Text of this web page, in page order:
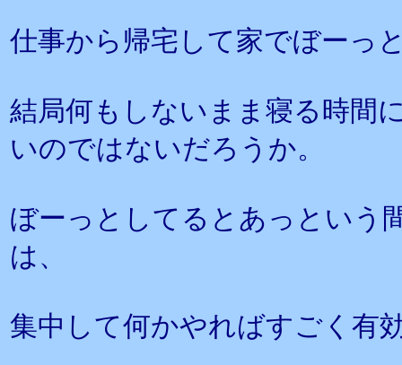
仕事から帰宅して家でぼーっ
結局何もしないまま寝る時間
いのではないだろうか。
ぼーっとしてるとあっという
は、
集中して何かやればすごく有